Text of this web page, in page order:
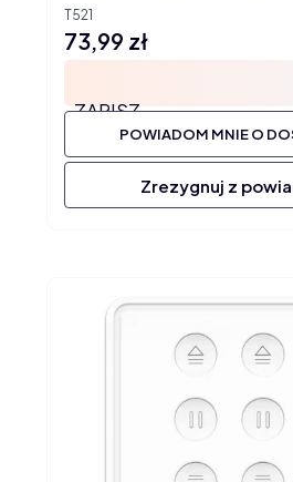
T521
Cena
73,99 zł
ZAPISZ
POWIADOM MNIE O
Zrezygnuj z